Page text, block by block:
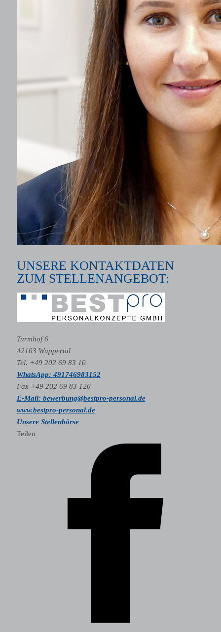
UNSERE KONTAKTDATEN
ZUM STELLENANGEBOT:
Turmhof 6
42103 Wuppertal
Tel. +49 202 69 83 10
WhatsApp: 491746983152
Fax +49 202 69 83 120
E-Mail: bewerbung@bestpro-personal.de
www.bestpro-personal.de
Unsere Stellenbörse
Teilen